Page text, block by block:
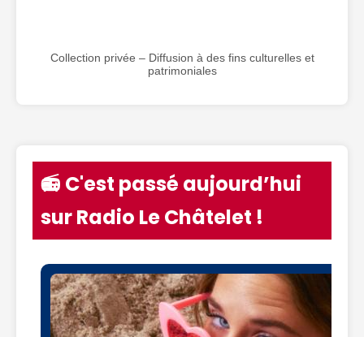
Collection privée – Diffusion à des fins culturelles et
patrimoniales
📻 C'est passé aujourd’hui
sur Radio Le Châtelet !